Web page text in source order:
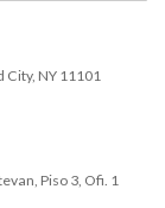
City, NY 11101
Piso 3, Ofi. 1